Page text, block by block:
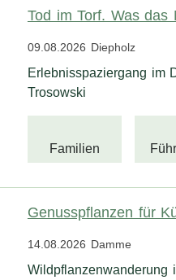
Tod im Torf. Was das
09.08.2026 Diepholz
Erlebnisspaziergang im
Trosowski
Familien
Genusspflanzen für
14.08.2026 Damme
Wildpflanzenwanderung